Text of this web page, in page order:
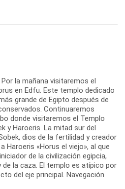
la mañana visitaremos el
en Edfu. Este templo dedicado
grande de Egipto después de
Continuaremos
donde visitaremos el Templo
y Haroeris. La mitad sur del
dios de la fertilidad y creador
Haroeris «Horus el viejo», al que
de la civilización egipcia,
de la caza. El templo es atípico por
del eje principal. Navegación